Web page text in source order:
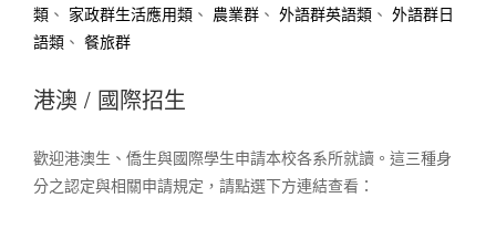
類 、 家政群生活應用類 、 農業群 、 外語群英語類 、 外語群日
語類 、 餐旅群
港澳 / 國際招生
歡迎港澳生、僑生與國際學生申請本校各系所就讀。這三種身
分之認定與相關申請規定，請點選下方連結查看：